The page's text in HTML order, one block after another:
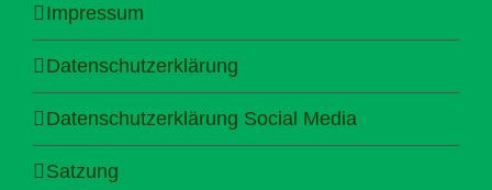
Impressum
Datenschutzerklärung
Datenschutzerklärung Social Media
Satzung